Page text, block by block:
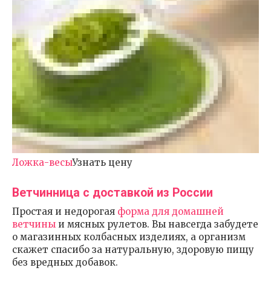
Ложка-весыУзнать цену
Ветчинница с доставкой из России
Простая и недорогая форма для домашней
ветчины и мясных рулетов. Вы навсегда забудете
о магазинных колбасных изделиях, а организм
скажет спасибо за натуральную, здоровую пищу
без вредных добавок.